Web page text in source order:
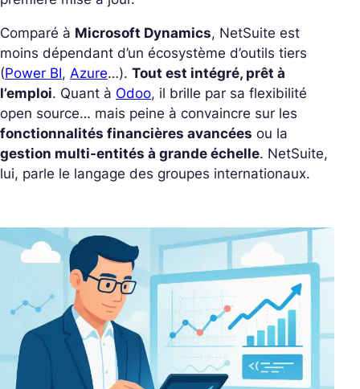
Comparé à Microsoft Dynamics, NetSuite est
moins dépendant d’un écosystème d’outils tiers
(Power BI, Azure…). Tout est intégré, prêt à
l’emploi. Quant à Odoo, il brille par sa flexibilité
open source… mais peine à convaincre sur les
fonctionnalités financières avancées ou la
gestion multi-entités à grande échelle. NetSuite,
lui, parle le langage des groupes internationaux.